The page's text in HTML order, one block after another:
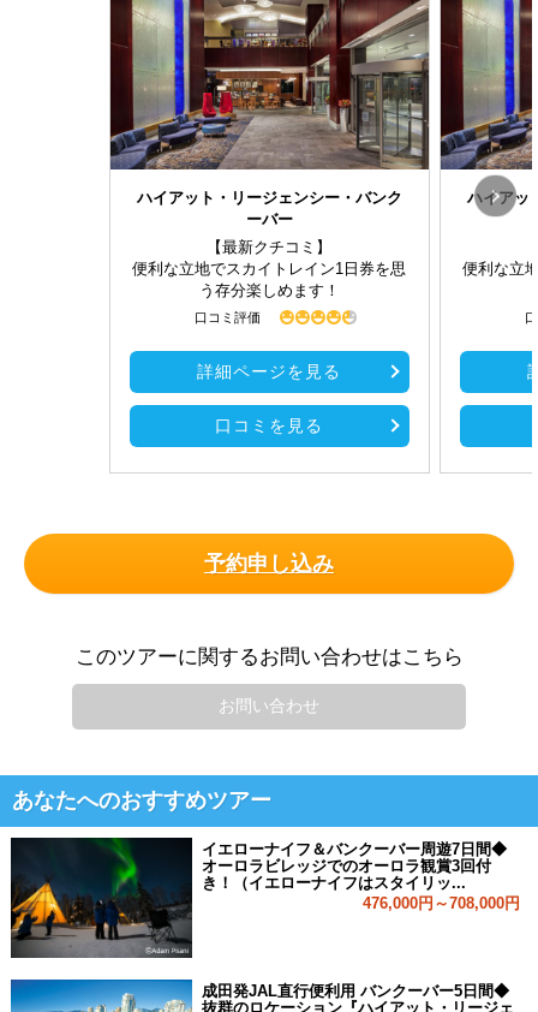
ハイアット・リージェンシー・バンク
ーバー
【最新クチコミ】
便利な立地でスカイトレイン1日券を思
う存分楽しめます！
口コミ評価
詳細ページを見る
口コミを見る
ハイアッ
便利な立
予約申し込み
このツアーに関するお問い合わせはこちら
お問い合わせ
あなたへのおすすめツアー
イエローナイフ＆バンクーバー周遊7日間◆
オーロラビレッジでのオーロラ観賞3回付
き！（イエローナイフはスタイリッ...
476,000円～708,000円
成田発JAL直行便利用 バンクーバー5日間◆
抜群のロケーション『ハイアット・リージェ